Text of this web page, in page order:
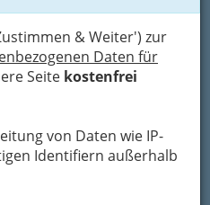
& Weiter') zur
Daten für
Seite kostenfrei
von Daten wie IP-
Identifiern außerhalb